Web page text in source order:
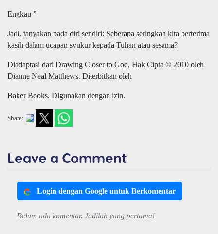
Engkau ”
Jadi, tanyakan pada diri sendiri: Seberapa seringkah kita berterima
kasih dalam ucapan syukur kepada Tuhan atau sesama?
Diadaptasi dari Drawing Closer to God, Hak Cipta © 2010 oleh
Dianne Neal Matthews. Diterbitkan oleh
Baker Books. Digunakan dengan izin.
Share:
Leave a Comment
Login dengan Google untuk Berkomentar
Belum ada komentar. Jadilah yang pertama!